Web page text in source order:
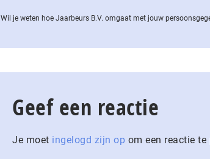
Wil je weten hoe Jaarbeurs B.V. omgaat met jouw
Geef een reactie
Je moet ingelogd zijn op om een reactie te